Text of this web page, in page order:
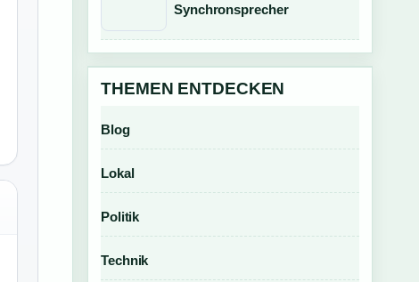
Synchronsprecher
THEMEN ENTDECKEN
Blog
Lokal
Politik
Technik